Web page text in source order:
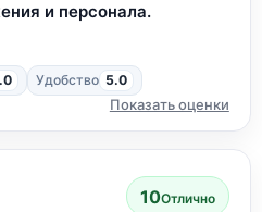
и персонала.
Удобство 5.0
Показать оценки
10Отлично